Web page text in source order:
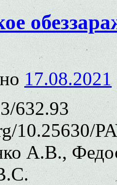
17.08.2021
632.93
10.25630/
А.В.,